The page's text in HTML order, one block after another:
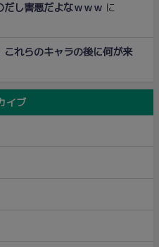
だし害悪だよなｗｗｗ に
これらのキャラの後に何が来
イブ